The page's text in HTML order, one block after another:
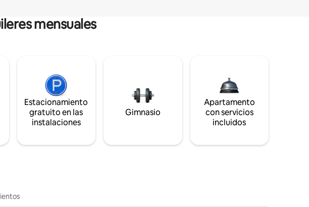
mensuales
Estacionamiento
gratuito en las
instalaciones
Gimnasio
Apartamento
con servicios
incluidos